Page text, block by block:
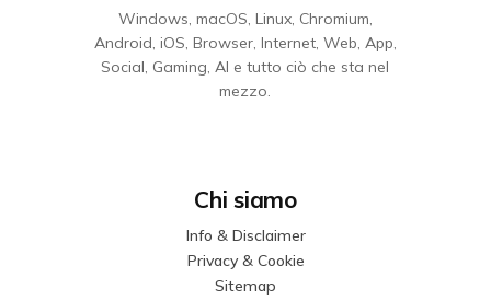
Windows, macOS, Linux, Chromium,
Android, iOS, Browser, Internet, Web, App,
Social, Gaming, AI e tutto ciò che sta nel
mezzo.
Chi siamo
Info & Disclaimer
Privacy & Cookie
Sitemap